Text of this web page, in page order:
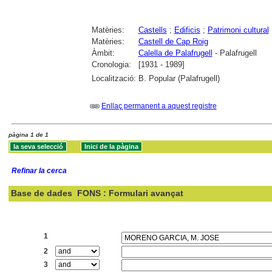
Matèries: Castells ; Edificis ; Patrimoni cultural
Matèries:
Castell de Cap Roig
Àmbit:
Calella de Palafrugell
- Palafrugell
Cronologia:
[1931 - 1989]
Localització: B. Popular (Palafrugell)
Enllaç permanent a aquest registre
pàgina 1 de 1
Refinar la cerca
Base de dades FONS : Formulari avançat
1
2
3